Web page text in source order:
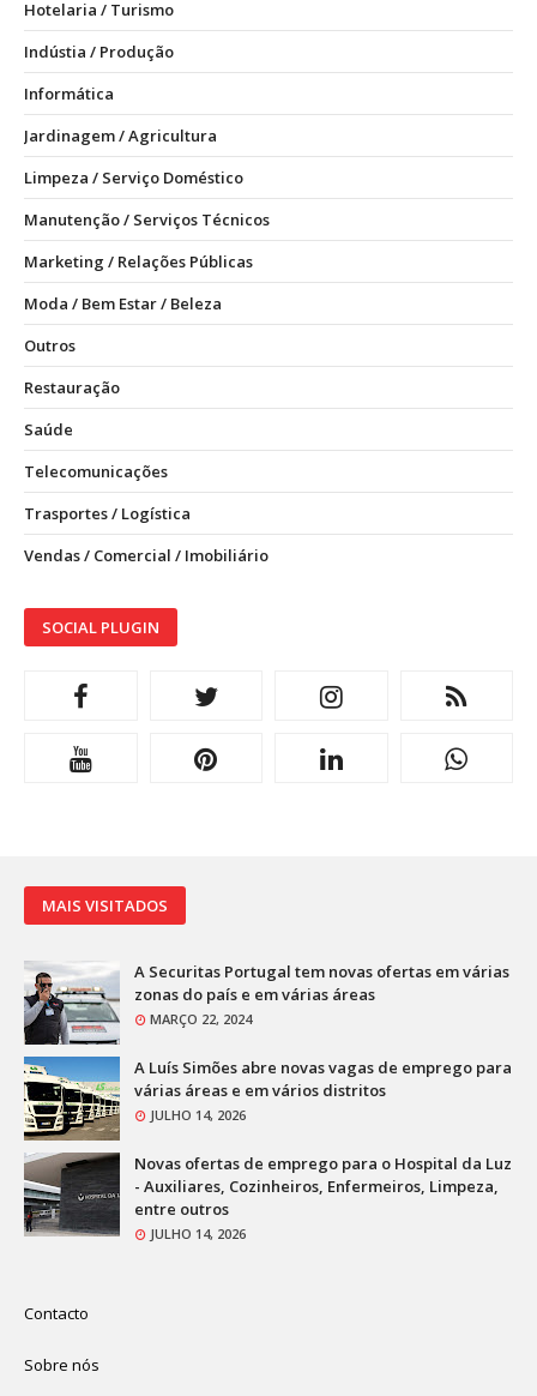
Hotelaria / Turismo
Indústia / Produção
Informática
Jardinagem / Agricultura
Limpeza / Serviço Doméstico
Manutenção / Serviços Técnicos
Marketing / Relações Públicas
Moda / Bem Estar / Beleza
Outros
Restauração
Saúde
Telecomunicações
Trasportes / Logística
Vendas / Comercial / Imobiliário
SOCIAL PLUGIN
MAIS VISITADOS
A Securitas Portugal tem novas ofertas em várias
zonas do país e em várias áreas
MARÇO 22, 2024
A Luís Simões abre novas vagas de emprego para
várias áreas e em vários distritos
JULHO 14, 2026
Novas ofertas de emprego para o Hospital da Luz
- Auxiliares, Cozinheiros, Enfermeiros, Limpeza,
entre outros
JULHO 14, 2026
Contacto
Sobre nós